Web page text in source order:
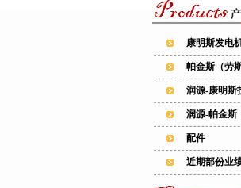
康明斯发电
帕金斯（劳
润源-康明斯
润源-帕金斯
配件
近期部份业